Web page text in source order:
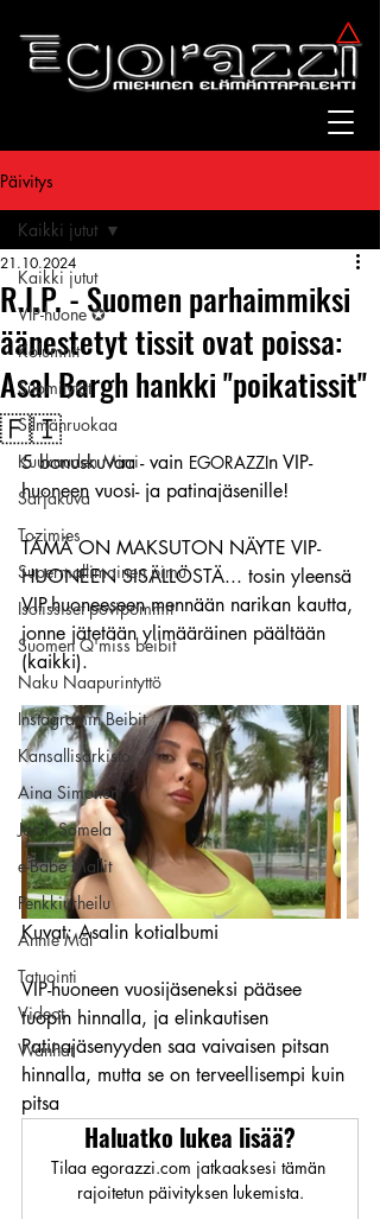
Päivitys
Kaikki jutut
VIP-huone ✪
Kolumnit
Suomitytöt
Silmänruokaa
Kuukauden Mirri
Sarjakuva
Tozimies
Supermallimainen pimu
Isotissiset povipommit
Suomen Q'miss beibit
Naku Naapurintyttö
Instagramin Beibit
Kansallisarkisto
Aina Simonen
Jan I. Somela
e-Babe Mallit
Penkkiurheilu
Annie Mål
Tatuointi
Videot
Wanhat
Kaikki jutut
R.I.P. - Suomen parhaimmiksi
äänestetyt tissit ovat poissa:
Asal Bargh hankki ''poikatissit''
🇫🇮
21.10.2024
5 bonuskuvaa - vain EGORAZZIn VIP-
huoneen vuosi- ja patinajäsenille!
TÄMÄ ON MAKSUTON NÄYTE VIP-
HUONEEN SISÄLLÖSTÄ... tosin yleensä
VIP-huoneeseen mennään narikan kautta,
jonne jätetään ylimääräinen päältään
(kaikki).
Kuvat: Asalin kotialbumi
VIP-huoneen vuosijäseneksi pääsee
tuopin hinnalla, ja elinkautisen
Patinajäsenyyden saa vaivaisen pitsan
hinnalla, mutta se on terveellisempi kuin
pitsa
Haluatko lukea lisää?
Tilaa egorazzi.com jatkaaksesi tämän
rajoitetun päivityksen lukemista.